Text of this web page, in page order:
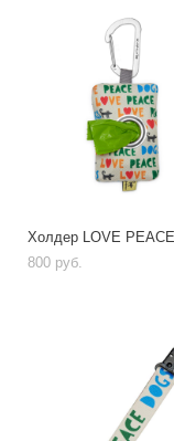
Холдер LOVE
800 pуб.